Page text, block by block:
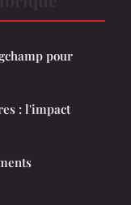
pour
: l'impact